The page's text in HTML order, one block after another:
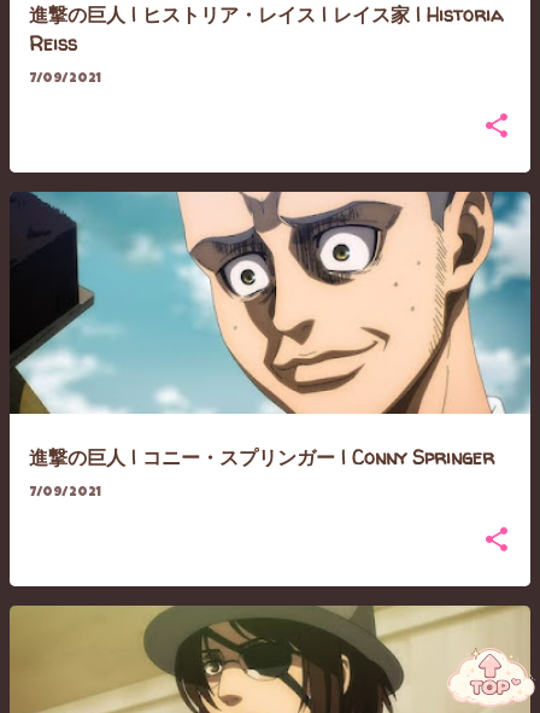
進撃の巨人 | ヒストリア・レイス | レイス家 | Historia
Reiss
7/09/2021
進撃の巨人 | コニー・スプリンガー | Conny Springer
7/09/2021